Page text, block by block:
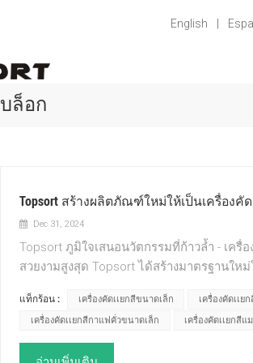
English
บล็อก
Topsort สร้างผลิตภัณฑ์ใหม่ให้เป็นเครื่องคั
Dec 31, 2024
Topsort ภูมิใจเสนอนวัตกรรมที่ก้าวล้ำ - เค
สวยงามสูงสุด Topsort ได้สร้างมาตรฐานใ
วิศวกรรมที่ล้ำสมัย Topsort สามารถเข้ากับส
สูงสุด ปลดปล่อยพลังของ Topsort เพื่อจัดห
ประกอบทุกชิ้นของ Topsort ได้รับการสร้าง
แท็กร้อน : เครื่องคัดเเยกสีขนาดเล็ก เครื่องคัดเเย
เครื่องคัดเเยกสีกาแฟคั่วขนาดเล็ก
เครื่องคัดเเยกสีแ